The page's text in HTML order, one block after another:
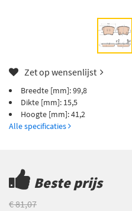
Zet op wensenlijst
Breedte [mm]: 99,8
Dikte [mm]: 15,5
Hoogte [mm]: 41,2
Alle specificaties
Beste prijs
€ 81,07